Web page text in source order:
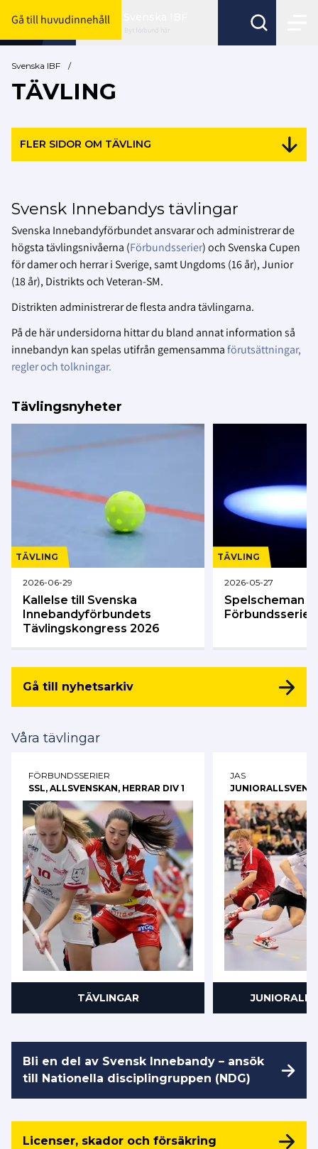
Gå till huvudinnehåll
Byt förbund här
Svenska IBF /
TÄVLING
FLER SIDOR OM TÄVLING
Svensk Innebandys tävlingar
Svenska Innebandyförbundet ansvarar och administrerar de
högsta tävlingsnivåerna (Förbundsserier) och Svenska Cupen
för damer och herrar i Sverige, samt Ungdoms (16 år), Junior
(18 år), Distrikts och Veteran-SM.
Distrikten administrerar de flesta andra tävlingarna.
På de här undersidorna hittar du bland annat information så
innebandyn kan spelas utifrån gemensammaförutsättningar,
regler och tolkningar.
Tävlingsnyheter
TÄVLING
2026-06-29
Kallelse till Svenska
Innebandyförbundets
Tävlingskongress 2026
TÄVLING
2026-05-27
Spelscheman
Gå till nyhetsarkiv
Våra tävlingar
FÖRBUNDSSERIER
SSL, ALLSVENSKAN, HERRAR DIV 1
TÄVLINGAR
JAS
Bli en del av Svensk Innebandy – ansök
till Nationella disciplingruppen (NDG)
Licenser, skador och försäkring